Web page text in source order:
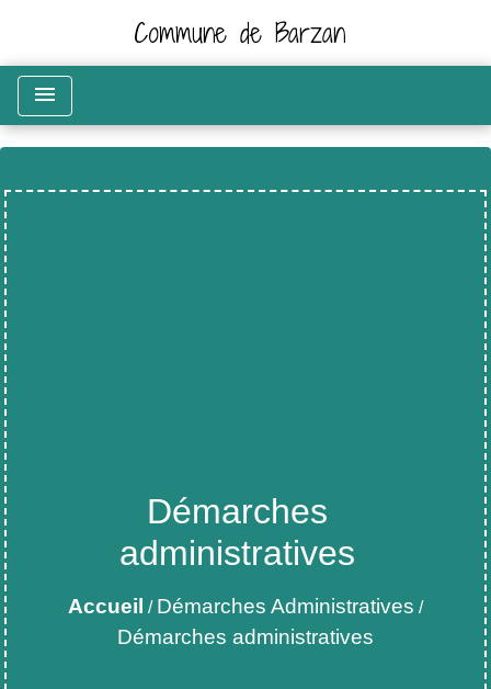
Commune de Barzan
menu
Démarches
administratives
Accueil / Démarches Administratives /
Démarches administratives